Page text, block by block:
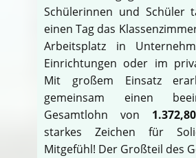
Schülerinnen und Schüler
einen Tag das
Arbeitsplatz in
Einrichtungen oder im
Mit großem Einsatz
gemeinsam einen
Gesamtlohn von
starkes Zeichen für
Mitgefühl! Der Großteil des